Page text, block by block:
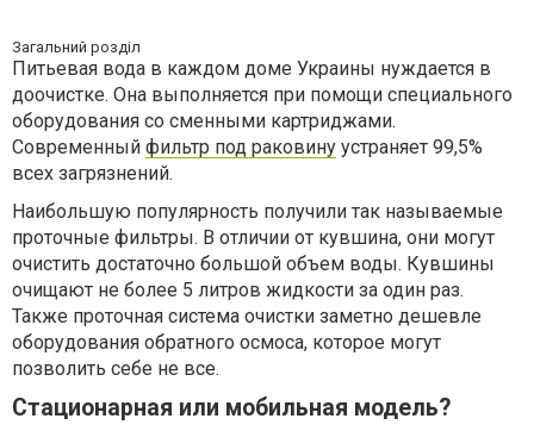
Загальний розділ
Питьевая вода в каждом доме Украины нуждается в
доочистке. Она выполняется при помощи специального
оборудования со сменными картриджами.
Современный фильтр под раковину устраняет 99,5%
всех загрязнений.
Наибольшую популярность получили так называемые
проточные фильтры. В отличии от кувшина, они могут
очистить достаточно большой объем воды. Кувшины
очищают не более 5 литров жидкости за один раз.
Также проточная система очистки заметно дешевле
оборудования обратного осмоса, которое могут
позволить себе не все.
Стационарная или мобильная модель?